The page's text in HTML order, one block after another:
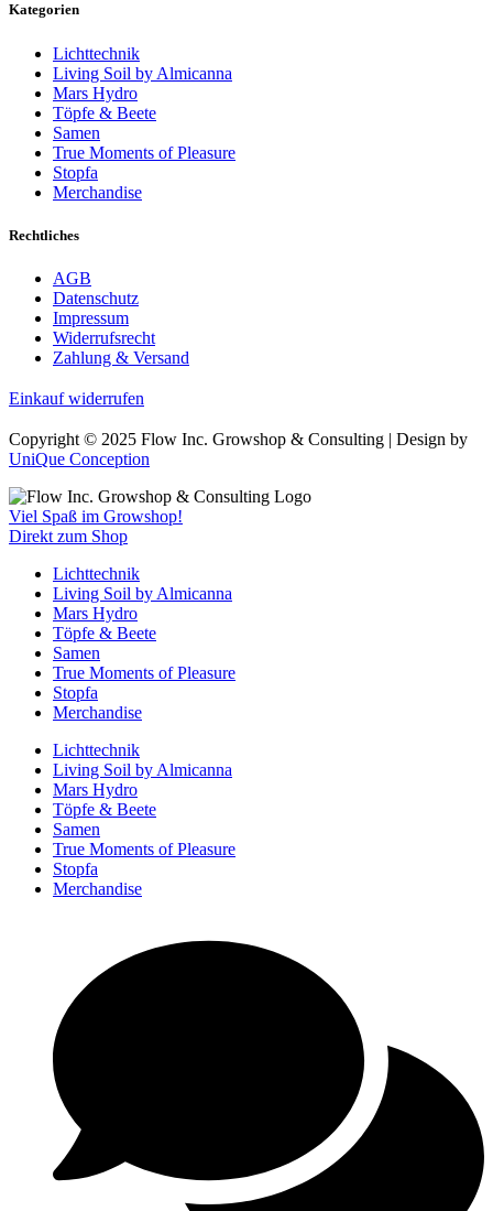
Kategorien
Lichttechnik
Living Soil by Almicanna
Mars Hydro
Töpfe & Beete
Samen
True Moments of Pleasure
Stopfa
Merchandise
Rechtliches
AGB
Datenschutz
Impressum
Widerrufsrecht
Zahlung & Versand
Einkauf widerrufen
Copyright © 2025 Flow Inc. Growshop & Consulting | Design by
UniQue Conception
Viel Spaß im Growshop!
Direkt zum Shop
Lichttechnik
Living Soil by Almicanna
Mars Hydro
Töpfe & Beete
Samen
True Moments of Pleasure
Stopfa
Merchandise
Lichttechnik
Living Soil by Almicanna
Mars Hydro
Töpfe & Beete
Samen
True Moments of Pleasure
Stopfa
Merchandise